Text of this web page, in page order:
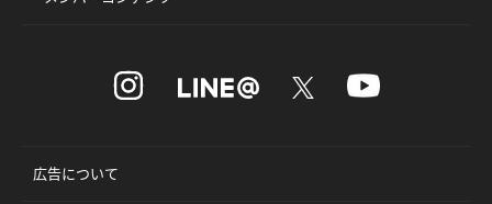
広告について